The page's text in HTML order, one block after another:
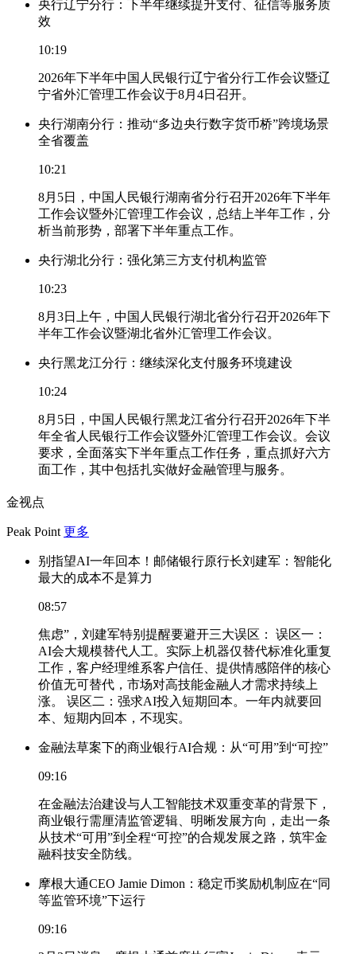
央行辽宁分行：下半年继续提升支付、征信等服务质
效
10:19
2026年下半年中国人民银行辽宁省分行工作会议暨辽
宁省外汇管理工作会议于8月4日召开。
央行湖南分行：推动“多边央行数字货币桥”跨境场景
全省覆盖
10:21
8月5日，中国人民银行湖南省分行召开2026年下半年
工作会议暨外汇管理工作会议，总结上半年工作，分
析当前形势，部署下半年重点工作。
央行湖北分行：强化第三方支付机构监管
10:23
8月3日上午，中国人民银行湖北省分行召开2026年下
半年工作会议暨湖北省外汇管理工作会议。
央行黑龙江分行：继续深化支付服务环境建设
10:24
8月5日，中国人民银行黑龙江省分行召开2026年下半
年全省人民银行工作会议暨外汇管理工作会议。会议
要求，全面落实下半年重点工作任务，重点抓好六方
面工作，其中包括扎实做好金融管理与服务。
金视点
Peak Point 更多
别指望AI一年回本！邮储银行原行长刘建军：智能化
最大的成本不是算力
08:57
焦虑”，刘建军特别提醒要避开三大误区： 误区一：
AI会大规模替代人工。实际上机器仅替代标准化重复
工作，客户经理维系客户信任、提供情感陪伴的核心
价值无可替代，市场对高技能金融人才需求持续上
涨。 误区二：强求AI投入短期回本。一年内就要回
本、短期内回本，不现实。
金融法草案下的商业银行AI合规：从“可用”到“可控”
09:16
在金融法治建设与人工智能技术双重变革的背景下，
商业银行需厘清监管逻辑、明晰发展方向，走出一条
从技术“可用”到全程“可控”的合规发展之路，筑牢金
融科技安全防线。
摩根大通CEO Jamie Dimon：稳定币奖励机制应在“同
等监管环境”下运行
09:16